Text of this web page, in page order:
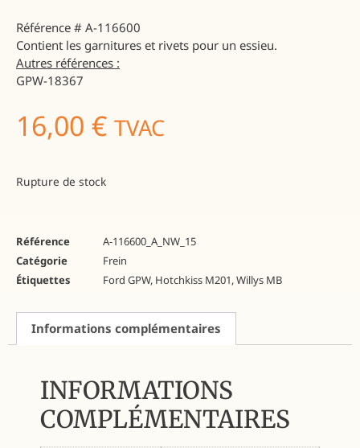
Référence # A-116600
Contient les garnitures et rivets pour un essieu.
Autres références :
GPW-18367
16,00 € TVAC
Rupture de stock
Référence
A-116600_A_NW_15
Catégorie
Frein
Étiquettes
Ford GPW, Hotchkiss M201,Willys MB
Informations complémentaires
INFORMATIONS
COMPLÉMENTAIRES